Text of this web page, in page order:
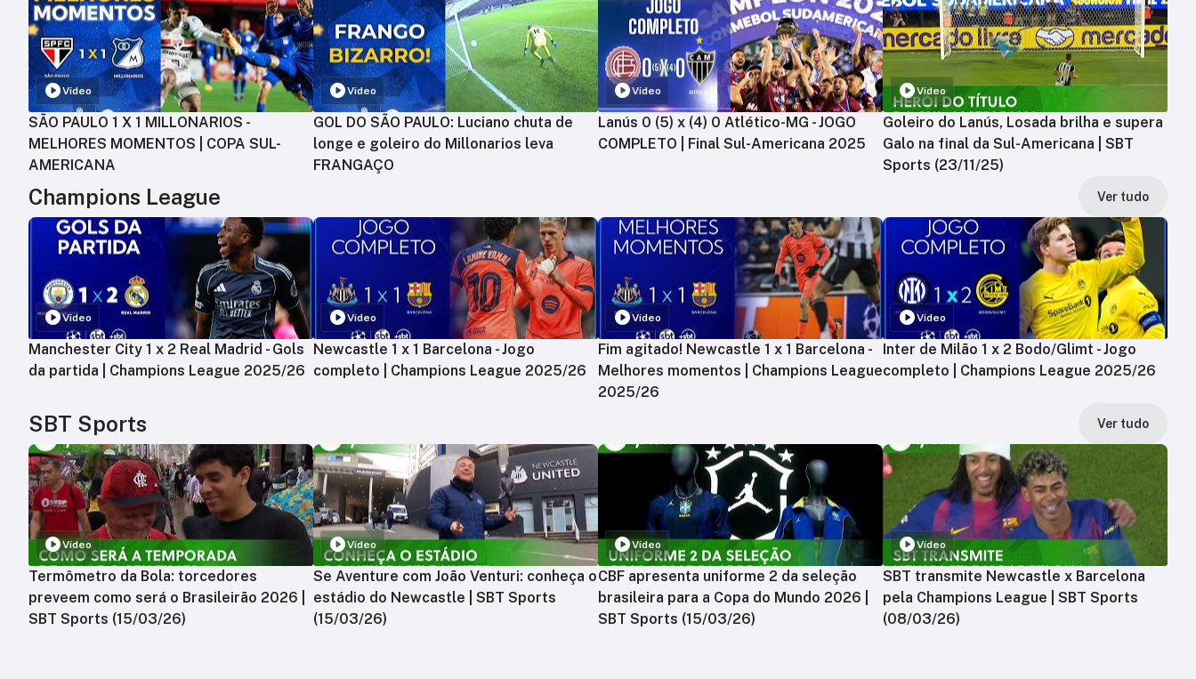
Vídeo
SÃO PAULO 1 X 1 MILLONARIOS -
MELHORES MOMENTOS | COPA SUL-
AMERICANA
Vídeo
GOL DO SÃO PAULO: Luciano chuta de
longe e goleiro do Millonarios leva
FRANGAÇO
Vídeo
Lanús 0 (5) x (4) 0 Atlético-MG - JOGO
COMPLETO | Final Sul-Americana 2025
Vídeo
Goleiro do Lanús, Losada brilha e supera
Galo na final da Sul-Americana | SBT
Sports (23/11/25)
Champions League Ver tudo
Vídeo
Manchester City 1 x 2 Real Madrid - Gols
da partida | Champions League 2025/26
Vídeo
Newcastle 1 x 1 Barcelona - Jogo
completo | Champions League 2025/26
Vídeo
Fim agitado! Newcastle 1 x 1 Barcelona -
Melhores momentos | Champions League
2025/26
Vídeo
Inter de Milão 1 x 2 Bodo/Glimt - Jogo
completo | Champions League 2025/26
SBT Sports Ver tudo
Vídeo
Termômetro da Bola: torcedores
preveem como será o Brasileirão 2026 |
SBT Sports (15/03/26)
Vídeo
Se Aventure com João Venturi: conheça o
estádio do Newcastle | SBT Sports
(15/03/26)
Vídeo
CBF apresenta uniforme 2 da seleção
brasileira para a Copa do Mundo 2026 |
SBT Sports (15/03/26)
Vídeo
SBT transmite Newcastle x Barcelona
pela Champions League | SBT Sports
(08/03/26)